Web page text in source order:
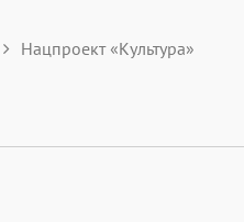
Нацпроект «Культура»